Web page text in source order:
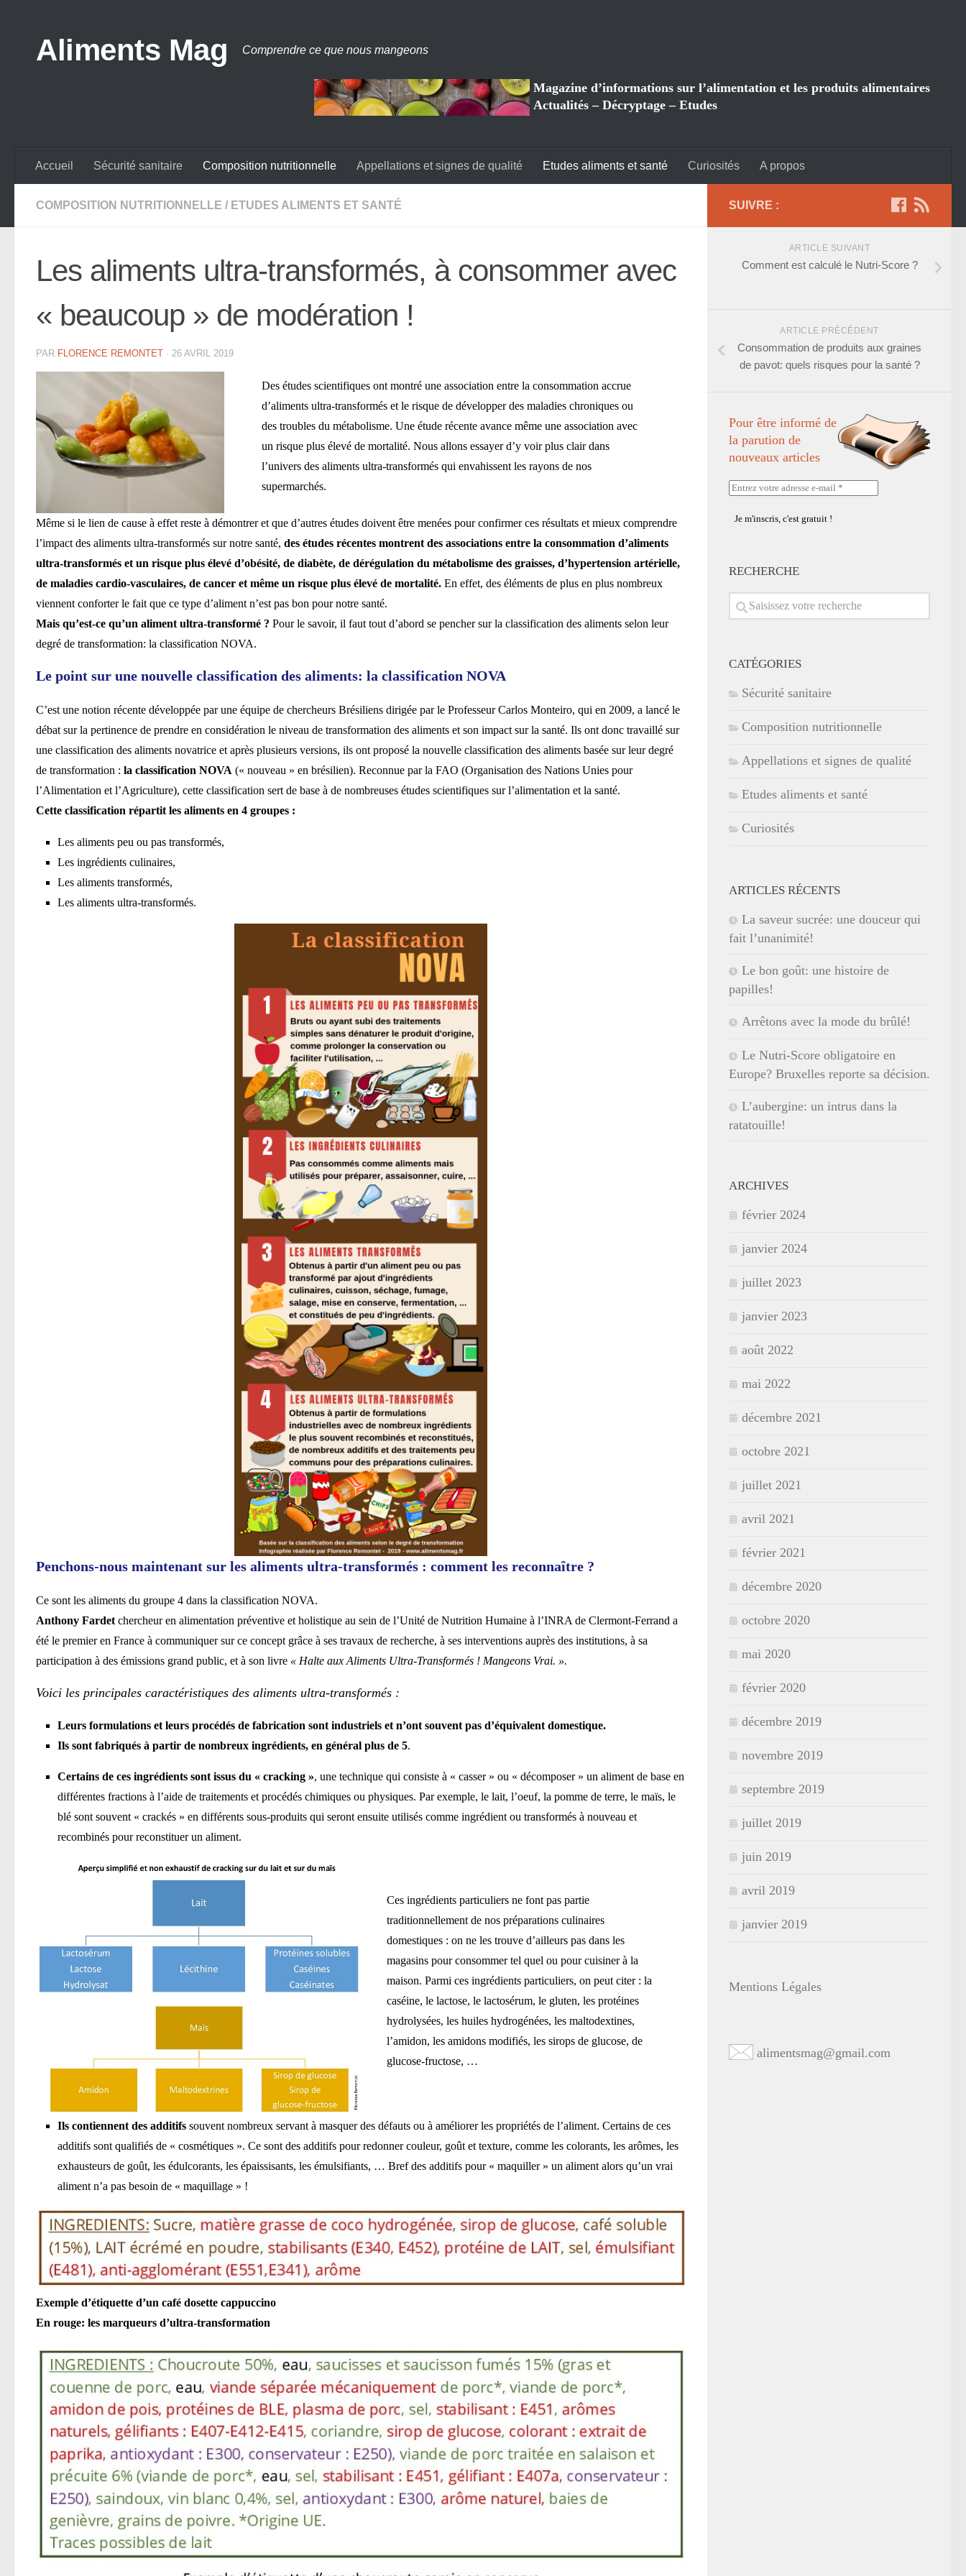
Aliments Mag Comprendre ce que nous mangeons
Magazine d’informations sur l’alimentation et les produits alimentaires
Actualités – Décryptage – Etudes
Accueil Sécurité sanitaire Composition nutritionnelle Appellations et signes de qualité Etudes aliments et santé Curiosités A propos
COMPOSITION NUTRITIONNELLE / ETUDES ALIMENTS ET SANTÉ
Les aliments ultra-transformés, à consommer avec
« beaucoup » de modération !
PAR FLORENCE REMONTET · 26 AVRIL 2019
Des études scientifiques ont montré une association entre la consommation accrue
d’aliments ultra-transformés et le risque de développer des maladies chroniques ou
des troubles du métabolisme. Une étude récente avance même une association avec
un risque plus élevé de mortalité. Nous allons essayer d’y voir plus clair dans
l’univers des aliments ultra-transformés qui envahissent les rayons de nos
supermarchés.
Même si le lien de cause à effet reste à démontrer et que d’autres études doivent être menées pour confirmer ces résultats et mieux comprendre
l’impact des aliments ultra-transformés sur notre santé, des études récentes montrent des associations entre la consommation d’aliments
ultra-transformés et un risque plus élevé d’obésité, de diabète, de dérégulation du métabolisme des graisses, d’hypertension artérielle,
de maladies cardio-vasculaires, de cancer et même un risque plus élevé de mortalité. En effet, des éléments de plus en plus nombreux
viennent conforter le fait que ce type d’aliment n’est pas bon pour notre santé.
Mais qu’est-ce qu’un aliment ultra-transformé ? Pour le savoir, il faut tout d’abord se pencher sur la classification des aliments selon leur
degré de transformation: la classification NOVA.
Le point sur une nouvelle classification des aliments: la classification NOVA
C’est une notion récente développée par une équipe de chercheurs Brésiliens dirigée par le Professeur Carlos Monteiro, qui en 2009, a lancé le
débat sur la pertinence de prendre en considération le niveau de transformation des aliments et son impact sur la santé. Ils ont donc travaillé sur
une classification des aliments novatrice et après plusieurs versions, ils ont proposé la nouvelle classification des aliments basée sur leur degré
de transformation : la classification NOVA (« nouveau » en brésilien). Reconnue par la FAO (Organisation des Nations Unies pour
l’Alimentation et l’Agriculture), cette classification sert de base à de nombreuses études scientifiques sur l’alimentation et la santé.
Cette classification répartit les aliments en 4 groupes :
Les aliments peu ou pas transformés,
Les ingrédients culinaires,
Les aliments transformés,
Les aliments ultra-transformés.
Penchons-nous maintenant sur les aliments ultra-transformés : comment les reconnaître ?
Ce sont les aliments du groupe 4 dans la classification NOVA.
Anthony Fardet chercheur en alimentation préventive et holistique au sein de l’Unité de Nutrition Humaine à l’INRA de Clermont-Ferrand a
été le premier en France à communiquer sur ce concept grâce à ses travaux de recherche, à ses interventions auprès des institutions, à sa
participation à des émissions grand public, et à son livre « Halte aux Aliments Ultra-Transformés ! Mangeons Vrai. ».
Voici les principales caractéristiques des aliments ultra-transformés :
Leurs formulations et leurs procédés de fabrication sont industriels et n’ont souvent pas d’équivalent domestique.
Ils sont fabriqués à partir de nombreux ingrédients, en général plus de 5.
Certains de ces ingrédients sont issus du « cracking », une technique qui consiste à « casser » ou « décomposer » un aliment de base en
différentes fractions à l’aide de traitements et procédés chimiques ou physiques. Par exemple, le lait, l’oeuf, la pomme de terre, le maïs, le
blé sont souvent « crackés » en différents sous-produits qui seront ensuite utilisés comme ingrédient ou transformés à nouveau et
recombinés pour reconstituer un aliment.
Ces ingrédients particuliers ne font pas partie
traditionnellement de nos préparations culinaires
domestiques : on ne les trouve d’ailleurs pas dans les
magasins pour consommer tel quel ou pour cuisiner à la
maison. Parmi ces ingrédients particuliers, on peut citer : la
caséine, le lactose, le lactosérum, le gluten, les protéines
hydrolysées, les huiles hydrogénées, les maltodextines,
l’amidon, les amidons modifiés, les sirops de glucose, de
glucose-fructose, …
Ils contiennent des additifs souvent nombreux servant à masquer des défauts ou à améliorer les propriétés de l’aliment. Certains de ces
additifs sont qualifiés de « cosmétiques ». Ce sont des additifs pour redonner couleur, goût et texture, comme les colorants, les arômes, les
exhausteurs de goût, les édulcorants, les épaissisants, les émulsifiants, … Bref des additifs pour « maquiller » un aliment alors qu’un vrai
aliment n’a pas besoin de « maquillage » !
Exemple d’étiquette d’un café dosette cappuccino
En rouge: les marqueurs d’ultra-transformation
SUIVRE :
ARTICLE SUIVANT
Comment est calculé le Nutri-Score ?
ARTICLE PRÉCÉDENT
Consommation de produits aux graines
de pavot: quels risques pour la santé ?
Pour être informé de
la parution de
nouveaux articles
Entrez
votre
adresse
RECHERCHE
CATÉGORIES
Sécurité sanitaire
Composition nutritionnelle
Appellations et signes de qualité
Etudes aliments et santé
Curiosités
ARTICLES RÉCENTS
La saveur sucrée: une douceur qui
fait l’unanimité!
Le bon goût: une histoire de
papilles!
Arrêtons avec la mode du brûlé!
Le Nutri-Score obligatoire en
Europe? Bruxelles reporte sa décision.
L’aubergine: un intrus dans la
ratatouille!
ARCHIVES
février 2024
janvier 2024
juillet 2023
janvier 2023
août 2022
mai 2022
décembre 2021
octobre 2021
juillet 2021
avril 2021
février 2021
décembre 2020
octobre 2020
mai 2020
février 2020
décembre 2019
novembre 2019
septembre 2019
juillet 2019
juin 2019
avril 2019
janvier 2019
Mentions Légales
alimentsmag@gmail.com